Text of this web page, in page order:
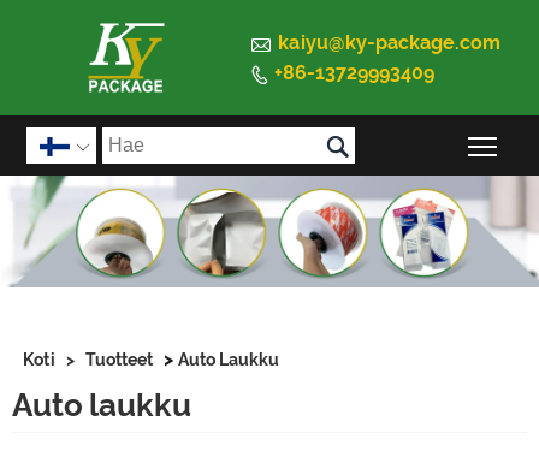
 kaiyu@ky-package.com
 +86-13729993409
 
Koti > Tuotteet > Auto Laukku
Auto laukku